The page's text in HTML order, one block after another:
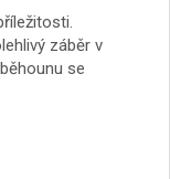
záběr v
se